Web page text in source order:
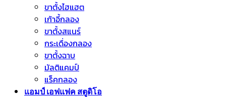
ขาตั้งไฮแฮต
เก้าอี้กลอง
ขาตั้งสแนร์
กระเดื่องกลอง
ขาตั้งฉาบ
มัลติแคมป์
แร็คกลอง
แอมป์ เอฟแฟค สตูดิโอ